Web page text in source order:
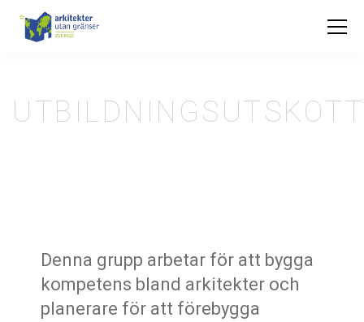
Denna grupp arbetar för att bygga
kompetens bland arkitekter och
planerare för att förebygga